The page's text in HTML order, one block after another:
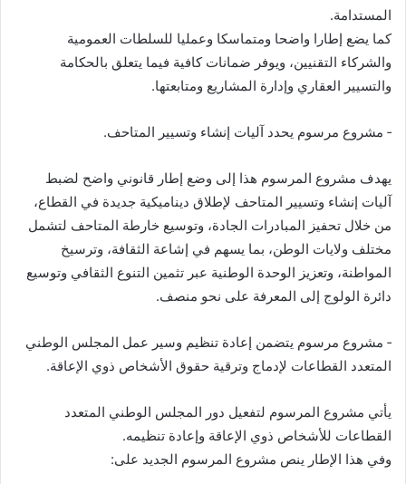
المستدامة.
كما يضع إطارا واضحا ومتماسكا وعمليا للسلطات العمومية
والشركاء التقنيين، ويوفر ضمانات كافية فيما يتعلق بالحكامة
والتسيير العقاري وإدارة المشاريع ومتابعتها.
‐ مشروع مرسوم يحدد آليات إنشاء وتسيير المتاحف.
يهدف مشروع المرسوم هذا إلى وضع إطار قانوني واضح لضبط
آليات إنشاء وتسيير المتاحف لإطلاق ديناميكية جديدة في القطاع،
من خلال تحفيز المبادرات الجادة، وتوسيع خارطة المتاحف لتشمل
مختلف ولايات الوطن، بما يسهم في إشاعة الثقافة، وترسيخ
المواطنة، وتعزيز الوحدة الوطنية عبر تثمين التنوع الثقافي وتوسيع
دائرة الولوج إلى المعرفة على نحو منصف.
‐ مشروع مرسوم يتضمن إعادة تنظيم وسير عمل المجلس الوطني
المتعدد القطاعات لإدماج وترقية حقوق الأشخاص ذوي الإعاقة.
يأتي مشروع المرسوم لتفعيل دور المجلس الوطني المتعدد
القطاعات للأشخاص ذوي الإعاقة وإعادة تنظيمه.
وفي هذا الإطار ينص مشروع المرسوم الجديد على: